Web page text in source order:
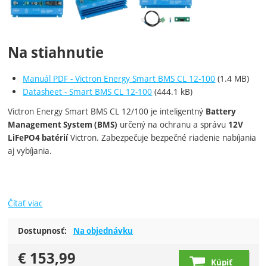
Na stiahnutie
Manuál PDF - Victron Energy Smart BMS CL 12-100 (1.4 MB)
Datasheet - Smart BMS CL 12-100 (444.1 kB)
Victron Energy Smart BMS CL 12/100 je inteligentný Battery
Management System (BMS) určený na ochranu a správu 12V
LiFePO4 batériíVictron. Zabezpečuje bezpečné riadenie nabíjania
aj vybíjania.
Čítať viac
Dostupnosť: Na objednávku
€ 153,99 Kúpiť